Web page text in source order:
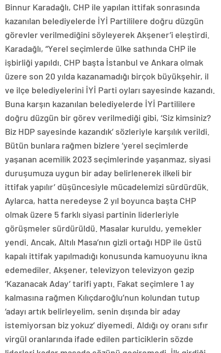
Binnur Karadağlı, CHP ile yapılan ittifak sonrasında
kazanılan belediyelerde İYİ Partililere doğru düzgün
görevler verilmediğini söyleyerek Akşener’i eleştirdi.
Karadağlı, “Yerel seçimlerde ülke sathında CHP ile
işbirliği yapıldı. CHP başta İstanbul ve Ankara olmak
üzere son 20 yılda kazanamadığı birçok büyükşehir, il
ve ilçe belediyelerini İYİ Parti oyları sayesinde kazandı.
Buna karşın kazanılan belediyelerde İYİ Partililere
doğru düzgün bir görev verilmediği gibi, ‘Siz kimsiniz?
Biz HDP sayesinde kazandık’ sözleriyle karşılık verildi.
Bütün bunlara rağmen bizlere ‘yerel seçimlerde
yaşanan acemilik 2023 seçimlerinde yaşanmaz, siyasi
duruşumuza uygun bir aday belirlenerek ilkeli bir
ittifak yapılır’ düşüncesiyle mücadelemizi sürdürdük.
Aylarca, hatta neredeyse 2 yıl boyunca başta CHP
olmak üzere 5 farklı siyasi partinin liderleriyle
görüşmeler sürdürüldü. Masalar kuruldu, yemekler
yendi. Ancak, Altılı Masa’nın gizli ortağı HDP ile üstü
kapalı ittifak yapılmadığı konusunda kamuoyunu ikna
edemediler. Akşener, televizyon televizyon gezip
‘Kazanacak Aday’ tarifi yaptı. Fakat seçimlere 1 ay
kalmasına rağmen Kılıçdaroğlu’nun kolundan tutup
‘adayı artık belirleyelim, senin dışında bir aday
istemiyorsan biz yokuz’ diyemedi. Aldığı oy oranı sıfır
virgül oranlarında ifade edilen particiklerin sözde